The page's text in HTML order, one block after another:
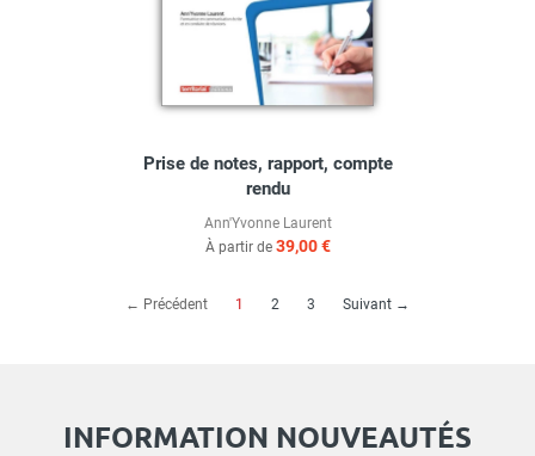
Prise de notes, rapport, compte
rendu
Ann'Yvonne Laurent
À partir de 39,00 €
← Précédent 1 (current)
2 3 Suivant →
INFORMATION NOUVEAUTÉS